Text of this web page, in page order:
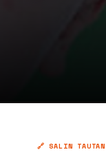
🔗 SALIN TAUTAN